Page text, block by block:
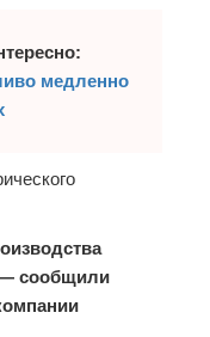
медленно
— сообщили